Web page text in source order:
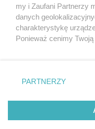
Aktualności
Tcz24
Historia miasta
my i Zaufani Partnerzy
danych
charakterystykę
Ponieważ cenimy
znajdujący się w
przetwarzaniu.
PARTNERZY